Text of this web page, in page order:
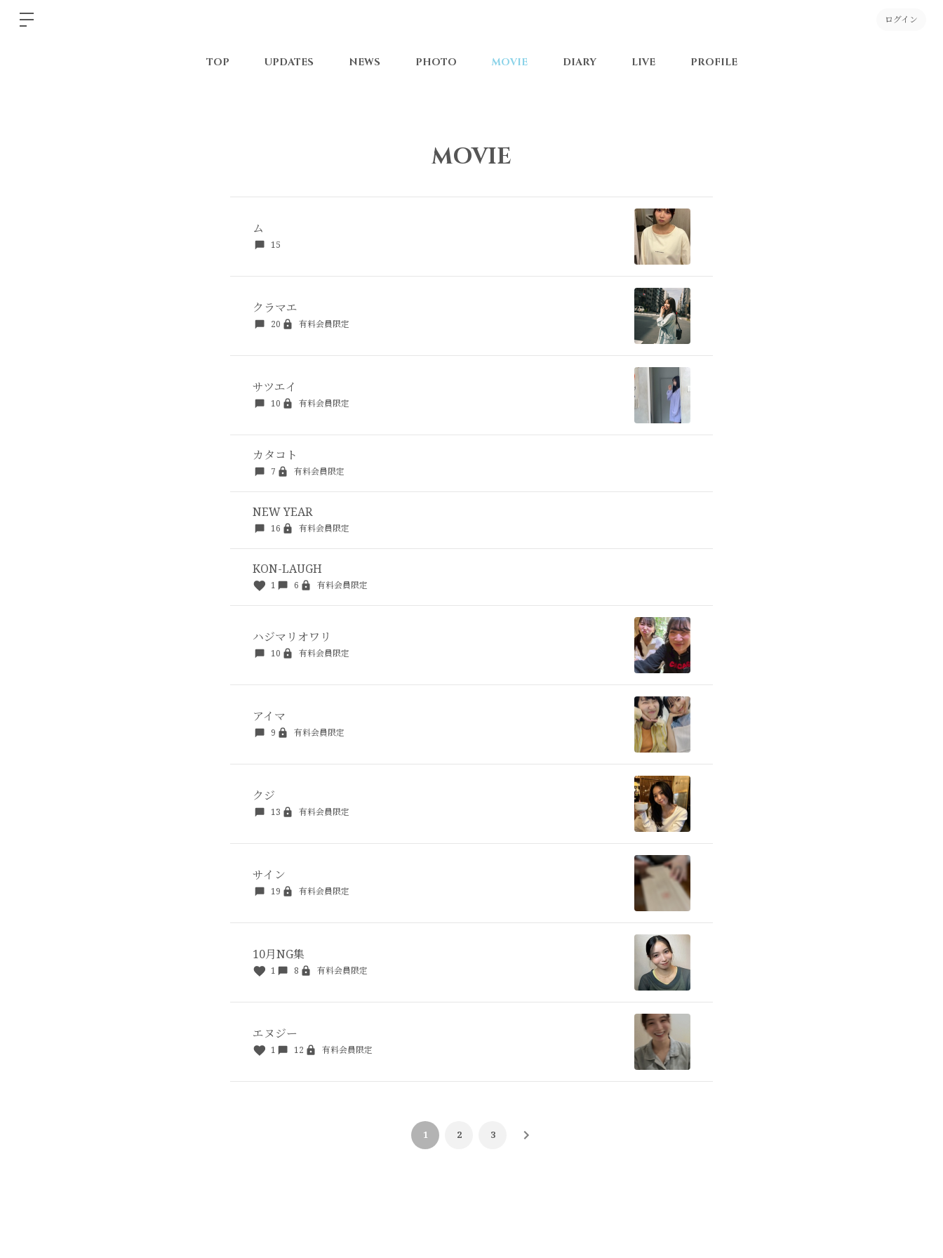
ログイン
TOP UPDATES NEWS PHOTO MOVIE DIARY LIVE PROFILE
MOVIE
ム
15
クラマエ
20 有料会員限定
サツエイ
10 有料会員限定
カタコト
7 有料会員限定
NEW YEAR
16 有料会員限定
KON-LAUGH
1 6 有料会員限定
ハジマリオワリ
10 有料会員限定
アイマ
9 有料会員限定
クジ
13 有料会員限定
サイン
19 有料会員限定
10月NG集
1 8 有料会員限定
エヌジー
1 12 有料会員限定
1 2 3